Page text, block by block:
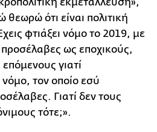
θεωρώ ότι είναι πολιτική
φτιάξει νόμο το 2019, με
ως εποχικούς,
γιατί
τον οποίο εσύ
Γιατί δεν τους
τότε;».